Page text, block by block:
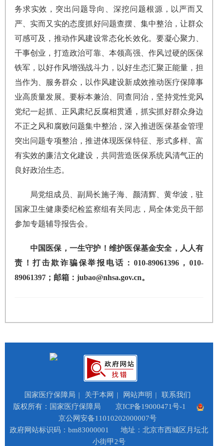
务求实效，突出问题导向、深挖问题根源，以严而又
严、实而又实的态度抓好问题查摆、集中整治，让群众
可感可及，推动作风建设常态化长效化。要凝心聚力、
干事创业，打造政治可靠、本领高强、作风过硬的医保
铁军，以好作风增强战斗力，以好生态汇聚正能量，担
当作为、服务群众，以作风建设新成效推动医疗保障事
业高质量发展。要标本兼治、同查同治，坚持党性党风
党纪一起抓、正风肃纪反腐相贯通，抓实抓好群众身边
不正之风和腐败问题集中整治，深入推进医保基金管理
突出问题专项整治，推进体现医保特征、形式多样、富
有实效的廉洁文化建设，共同营造医保系统风清气正的
良好政治生态。
局党组成员、副局长施子海、颜清辉、黄华波，驻
国家卫生健康委纪检监察组有关同志，局全体党员干部
参加专题辅导报告会。
中国医保，一生守护！维护医保基金安全，人人有
责！打击欺诈骗保举报电话：010-89061396，010-
89061397；邮箱：jubao@nhsa.gov.cn。
国家医疗保障局 | 关于本网 | 网站声明 |
联系我们
版权所有：国家医疗保障局
京ICP备19000471号-1
京公网安备11010202000007号
政府网站标识码：bm83000001
地址：北京市西城区月坛北
小街甲2号